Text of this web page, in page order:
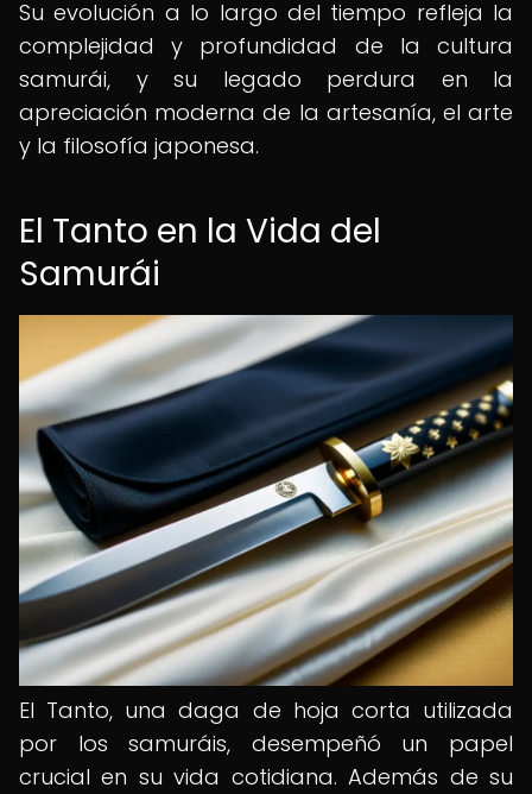
Su evolución a lo largo del tiempo refleja la
complejidad y profundidad de la cultura
samurái, y su legado perdura en la
apreciación moderna de la artesanía, el arte
y la filosofía japonesa.
El Tanto en la Vida del
Samurái
El Tanto, una daga de hoja corta utilizada
por los samuráis, desempeñó un papel
crucial en su vida cotidiana. Además de su